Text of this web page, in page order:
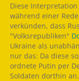
Diese
während einer
verkünden, dass
"Volksrepubliken"
Ukraine als
nur das: Da diese
ordnete Putin per
Soldaten dorthin